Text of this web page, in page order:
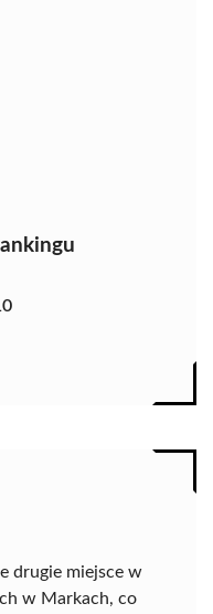
drugie miejsce w
w Markach, co